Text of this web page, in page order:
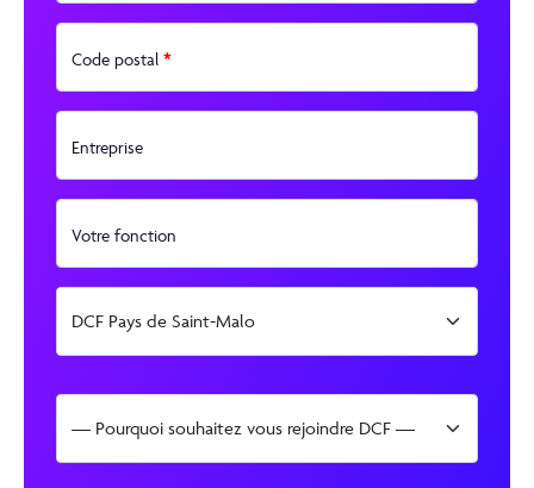
Code postal *
Entreprise
Votre fonction